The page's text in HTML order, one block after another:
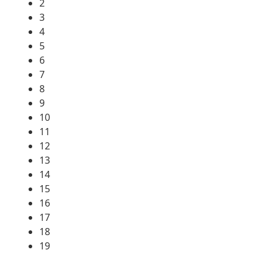
2
3
4
5
6
7
8
9
10
11
12
13
14
15
16
17
18
19